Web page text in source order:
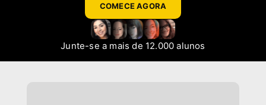
COMECE AGORA
Junte-se a mais de 12.000 alunos